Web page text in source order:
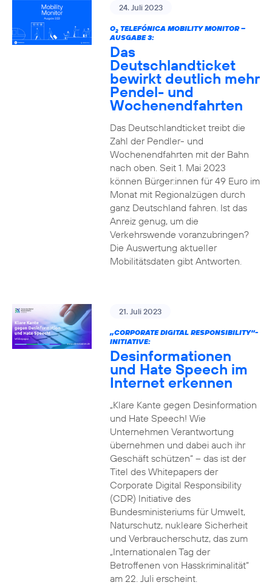
24. Juli 2023
O2TELEFÓNICA MOBILITY MONITOR –
AUSGABE 3:
Das
Deutschlandticket
bewirkt deutlich mehr
Pendel- und
Wochenendfahrten
Das Deutschlandticket treibt die
Zahl der Pendler- und
Wochenendfahrten mit der Bahn
nach oben. Seit 1. Mai 2023
können Bürger:innen für 49 Euro im
Monat mit Regionalzügen durch
ganz Deutschland fahren. Ist das
Anreiz genug, um die
Verkehrswende voranzubringen?
Die Auswertung aktueller
Mobilitätsdaten gibt Antworten.
21. Juli 2023
„CORPORATE DIGITAL RESPONSIBILITY“-
INITIATIVE:
Desinformationen
und Hate Speech im
Internet erkennen
„Klare Kante gegen Desinformation
und Hate Speech! Wie
Unternehmen Verantwortung
übernehmen und dabei auch ihr
Geschäft schützen“ – das ist der
Titel des Whitepapers der
Corporate Digital Responsibility
(CDR) Initiative des
Bundesministeriums für Umwelt,
Naturschutz, nukleare Sicherheit
und Verbraucherschutz, das zum
„Internationalen Tag der
Betroffenen von Hasskriminalität“
am 22. Juli erscheint.